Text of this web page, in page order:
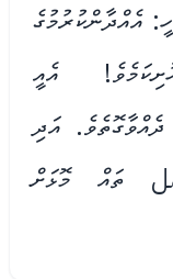
އެއްދާންކުރުމުގެ
އެއީ
އަދި
ތައް މޮޅަށް